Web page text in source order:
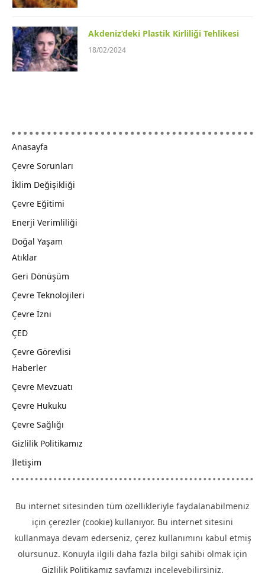
Akdeniz’deki Plastik Kirliliği Tehlikesi
18/02/2024
Anasayfa
Çevre Sorunları
İklim Değişikliği
Çevre Eğitimi
Enerji Verimliliği
Doğal Yaşam
Atıklar
Geri Dönüşüm
Çevre Teknolojileri
Çevre İzni
ÇED
Çevre Görevlisi
Haberler
Çevre Mevzuatı
Çevre Hukuku
Çevre Sağlığı
Gizlilik Politikamız
İletişim
Bu internet sitesinden tüm özellikleriyle faydalanabilmeniz
için çerezler (cookie) kullanıyor. Bu internet sitesini
kullanmaya devam ederseniz, çerez kullanımını kabul etmiş
olursunuz. Konuyla ilgili daha fazla bilgi sahibi olmak için
Gizlilik Politikamız sayfamızı inceleyebilirsiniz.